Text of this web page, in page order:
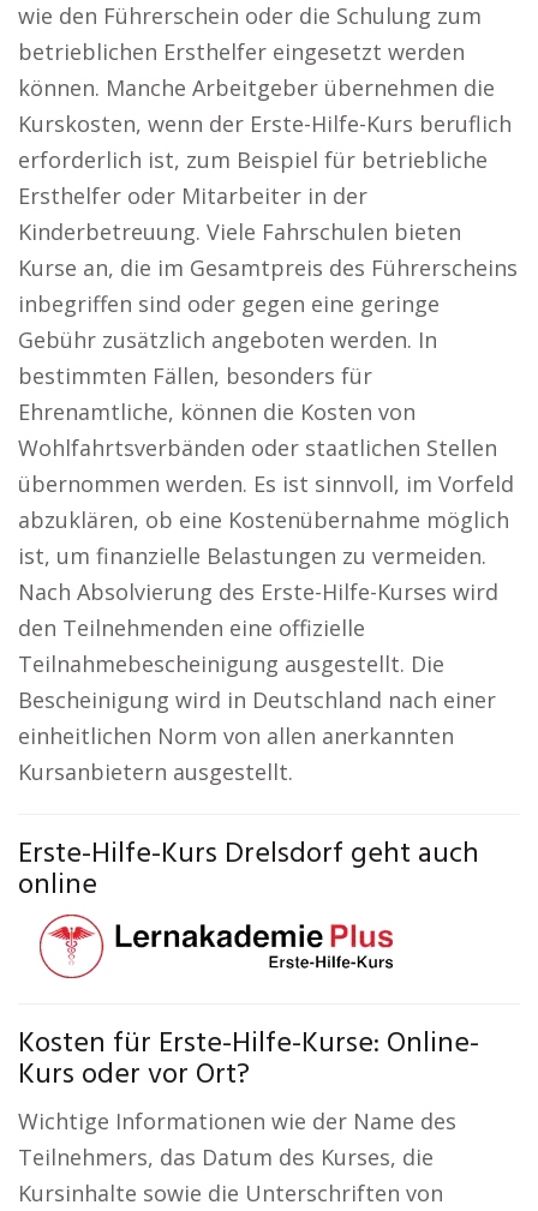
wie den Führerschein oder die Schulung zum
betrieblichen Ersthelfer eingesetzt werden
können. Manche Arbeitgeber übernehmen die
Kurskosten, wenn der Erste-Hilfe-Kurs beruflich
erforderlich ist, zum Beispiel für betriebliche
Ersthelfer oder Mitarbeiter in der
Kinderbetreuung. Viele Fahrschulen bieten
Kurse an, die im Gesamtpreis des Führerscheins
inbegriffen sind oder gegen eine geringe
Gebühr zusätzlich angeboten werden. In
bestimmten Fällen, besonders für
Ehrenamtliche, können die Kosten von
Wohlfahrtsverbänden oder staatlichen Stellen
übernommen werden. Es ist sinnvoll, im Vorfeld
abzuklären, ob eine Kostenübernahme möglich
ist, um finanzielle Belastungen zu vermeiden.
Nach Absolvierung des Erste-Hilfe-Kurses wird
den Teilnehmenden eine offizielle
Teilnahmebescheinigung ausgestellt. Die
Bescheinigung wird in Deutschland nach einer
einheitlichen Norm von allen anerkannten
Kursanbietern ausgestellt.
Erste-Hilfe-Kurs Drelsdorf geht auch
online
Kosten für Erste-Hilfe-Kurse: Online-
Kurs oder vor Ort?
Wichtige Informationen wie der Name des
Teilnehmers, das Datum des Kurses, die
Kursinhalte sowie die Unterschriften von